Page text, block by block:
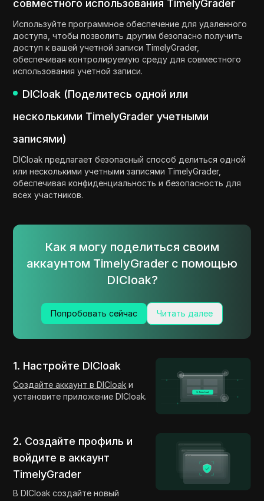
совместного использования TimelyGrader
Используйте программное обеспечение для удаленного
доступа, чтобы позволить другим безопасно получить
доступ к вашей учетной записи TimelyGrader,
обеспечивая контролируемую среду для совместного
использования учетной записи.
DICloak (Поделитесь одной или
несколькими TimelyGrader учетными
записями)
DICloak предлагает безопасный способ делиться одной
или несколькими учетными записями TimelyGrader,
обеспечивая конфиденциальность и безопасность для
всех участников.
Как я могу поделиться своим
аккаунтом TimelyGrader с помощью
DICloak?
Попробовать сейчас Читать далее
1. Настройте DICloak
Создайте аккаунт в DICloak и
установите приложение DICloak.
2. Создайте профиль и
войдите в аккаунт
TimelyGrader
В DICloak создайте новый